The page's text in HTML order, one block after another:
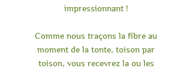
impressionnant !
Comme nous traçons la fibre au
moment de la tonte, toison par
toison, vous recevrez la ou les